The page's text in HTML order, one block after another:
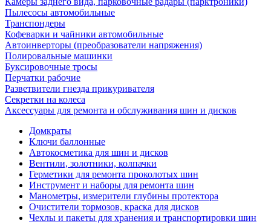
Пылесосы автомобильные
Транспондеры
Кофеварки и чайники автомобильные
Автоинверторы (преобразователи напряжения)
Полировальные машинки
Буксировочные тросы
Перчатки рабочие
Разветвители гнезда прикуривателя
Секретки на колеса
Аксессуары для ремонта и обслуживания ‎шин и дисков
Домкраты
Ключи баллонные
Автокосметика для шин и дисков
Вентили, золотники, колпачки
Герметики для ремонта проколотых шин
Инструмент и наборы для ремонта шин
Манометры, измерители глубины протектора
Очистители тормозов, краска для дисков
Чехлы и пакеты для хранения и транспортировки шин